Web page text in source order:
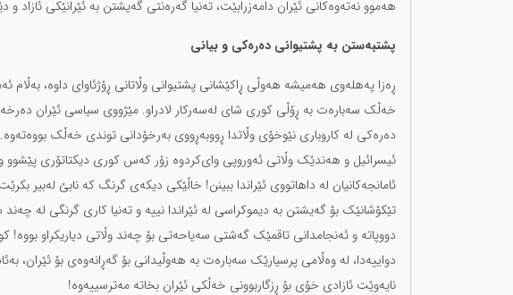
هەموو نەتەوەکانی ئێران دامەزرابێت، تەنیا گەرەنتی گەیشتن بە ئێرانێکی ئازاد و
پشتبەستن بە پشتیوانی دەرەکی و بیانی
ڕەزا پەهلەوی هەمیشە هەوڵی ڕاکێشانی پشتیوانی وڵاتانی ڕۆژئاوای داوە، بەڵام
خەڵک سەبارەت بە ڕۆڵی کوری شای لەسەرکار لادراو. مێژووی سیاسی ئێران
دەرەکی لە کاروباری نێوخۆی وڵاتدا ڕووبەڕووی بەرخۆدانی توندی خەڵک
ئیسرائیل و هەندێک وڵاتی ئەوروپی وای‌کردوە زۆر کەس کوری دیکتاتۆری پێشوو
ئامانجەکانیان لە داهاتووی ئێراندا ببینن! خاڵێکی دیکەی گرنگ کە نابێ لەبیر
تێکۆشانێک بۆ گەیشتن بە دیموکراسی لە ئێراندا نییە و تەنیا کاری گرنگی لە چەند
دووپاتە و ئەنجامدانی تاقمێک گەشتی سەیاحەتی بۆ چەند وڵاتی دیاریکراو بووە!
دواییەدا، لە وەڵامی پرسیارێک سەبارەت بە هەوڵیدانی بۆ گەڕانەوەی بۆ ئێران،
نایەوێت ئازادی خۆی بۆ ڕزگاربوونی خەڵکی ئێران بخاتە مەترسییەوە!